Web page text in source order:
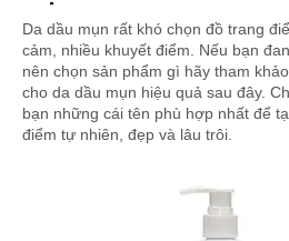
Da dầu mụn rất khó chọn đồ trang
cảm, nhiều khuyết điểm. Nếu bạn
nên chọn sản phẩm gì hãy tham
cho da dầu mụn hiệu quả sau đây.
bạn những cái tên phù hợp nhất để
điểm tự nhiên, đẹp và lâu trôi.